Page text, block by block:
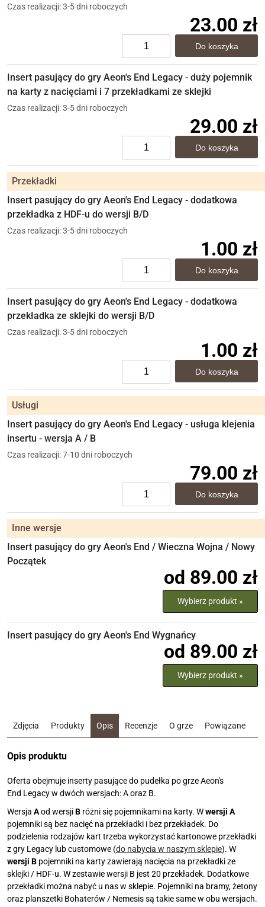
Czas realizacji: 3-5 dni roboczych
23.00 zł
Insert pasujący do gry Aeon's End Legacy - duży pojemnik
na karty z nacięciami i 7 przekładkami ze sklejki
Czas realizacji: 3-5 dni roboczych
29.00 zł
Przekładki
Insert pasujący do gry Aeon's End Legacy - dodatkowa
przekładka z HDF-u do wersji B/D
Czas realizacji: 3-5 dni roboczych
1.00 zł
Insert pasujący do gry Aeon's End Legacy - dodatkowa
przekładka ze sklejki do wersji B/D
Czas realizacji: 3-5 dni roboczych
1.00 zł
Usługi
Insert pasujący do gry Aeon's End Legacy - usługa klejenia
insertu - wersja A / B
Czas realizacji: 7-10 dni roboczych
79.00 zł
Inne wersje
Insert pasujący do gry Aeon's End / Wieczna Wojna / Nowy
Początek
Wybierz produkt »
od 89.00 zł
Insert pasujący do gry Aeon's End Wygnańcy
Wybierz produkt »
od 89.00 zł
Zdjęcia Produkty Opis Recenzje O grze Powiązane
Opis produktu
Oferta obejmuje inserty pasujące do pudełka po grze Aeon's
End Legacy w dwóch wersjach: A oraz B.
Wersja Aod wersjiB różni się pojemnikami na karty. Wwersji A
pojemniki są bez nacięć na przekładki i bez przekładek. Do
podzielenia rodzajów kart trzeba wykorzystać kartonowe przekładki
z gry Legacy lub customowe (do nabycia w naszym sklepie). W
wersji B pojemniki na karty zawierają nacięcia na przekładki ze
sklejki / HDF-u. W zestawie wersji B jest 20 przekładek. Dodatkowe
przekładki można nabyć u nas w sklepie. Pojemniki na bramy, żetony
oraz planszetki Bohaterów / Nemesis są takie same w obu wersjach.